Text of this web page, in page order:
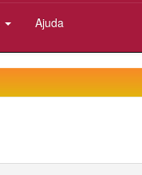
Ajuda